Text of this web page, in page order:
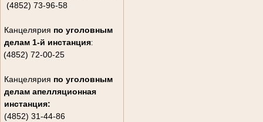
(4852) 73-96-58
Канцелярия по уголовным
делам 1-й инстанция:
(4852) 72-00-25
Канцелярия по уголовным
делам апелляционная
инстанция:
(4852) 31-44-86